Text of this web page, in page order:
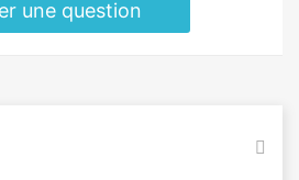
une question